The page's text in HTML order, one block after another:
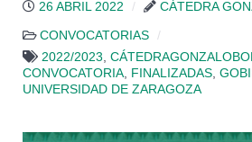
26 ABRIL 2022 CÁTEDRA
CONVOCATORIAS
2022/2023
CONVOCATORIA
FINALIZADAS
UNIVERSIDAD DE ZARAGOZA